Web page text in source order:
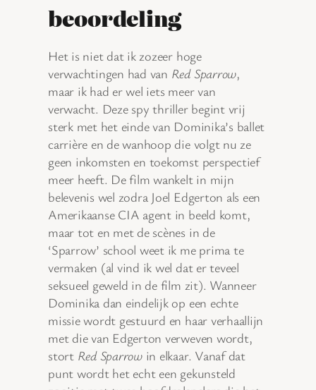
beoordeling
Het is niet dat ik zozeer hoge
verwachtingen had van Red Sparrow,
maar ik had er wel iets meer van
verwacht. Deze spy thriller begint vrij
sterk met het einde van Dominika’s ballet
carrière en de wanhoop die volgt nu ze
geen inkomsten en toekomst perspectief
meer heeft. De film wankelt in mijn
belevenis wel zodra Joel Edgerton als een
Amerikaanse CIA agent in beeld komt,
maar tot en met de scènes in de
‘Sparrow’ school weet ik me prima te
vermaken (al vind ik wel dat er teveel
seksueel geweld in de film zit). Wanneer
Dominika dan eindelijk op een echte
missie wordt gestuurd en haar verhaallijn
met die van Edgerton verweven wordt,
stort Red Sparrowin elkaar. Vanaf dat
punt wordt het echt een gekunsteld